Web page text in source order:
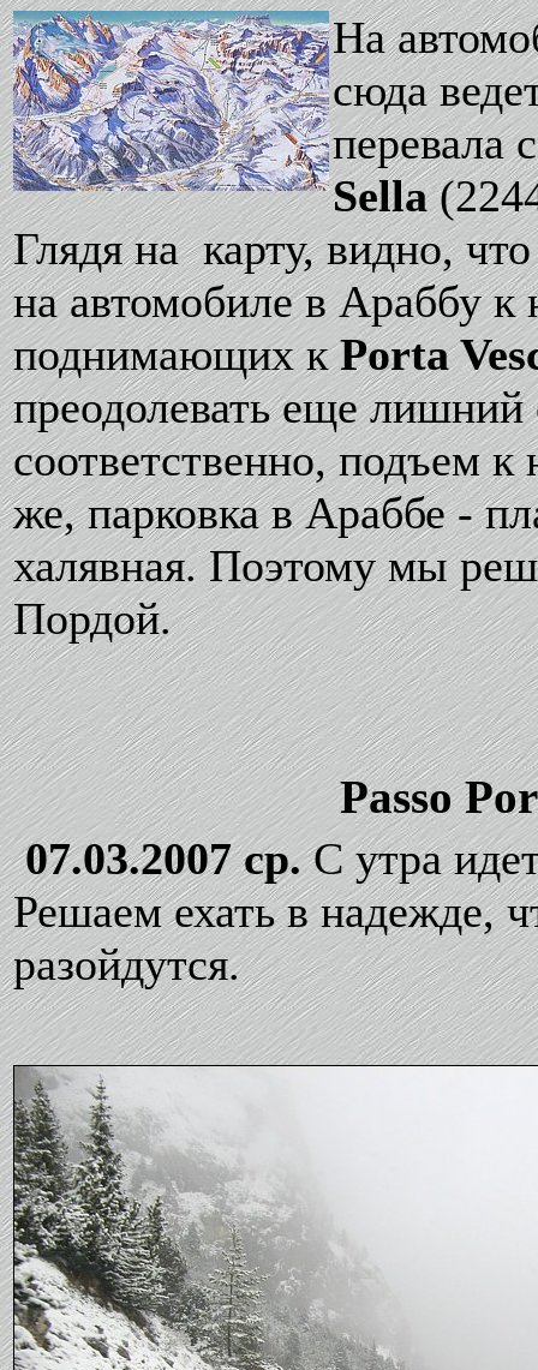
На
сюда
перевала
Sella
Глядя на карту, видно,
на автомобиле в Араббу
поднимающих кPorta
преодолевать еще
соответственно, подъем
же, парковка в Араббе -
халявная. Поэтому мы
Пордой.
Passo
07.03.2007 ср.С утра
Решаем ехать в надежде,
разойдутся.